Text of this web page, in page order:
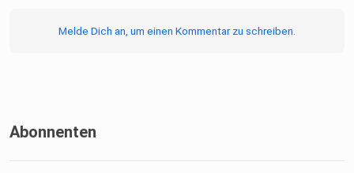
Melde Dich an, um einen Kommentar zu schreiben.
Abonnenten